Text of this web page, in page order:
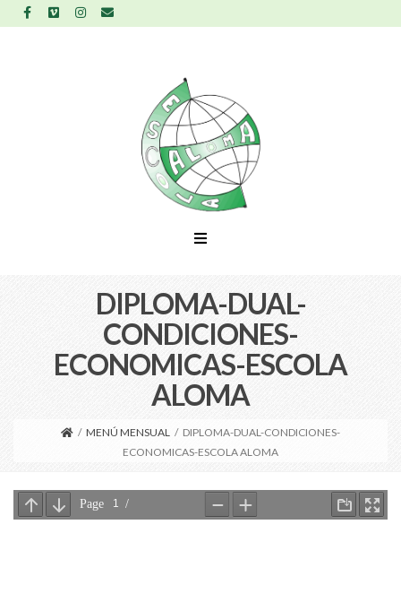
DIPLOMA-DUAL-
CONDICIONES-
ECONOMICAS-ESCOLA
ALOMA
/ MENÚ MENSUAL / DIPLOMA-DUAL-CONDICIONES-
ECONOMICAS-ESCOLA ALOMA